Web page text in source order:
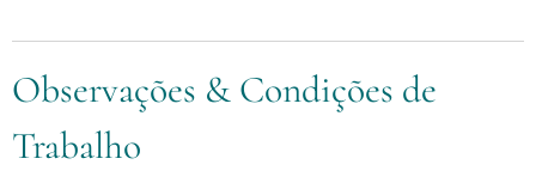
Observações & Condições de
Trabalho